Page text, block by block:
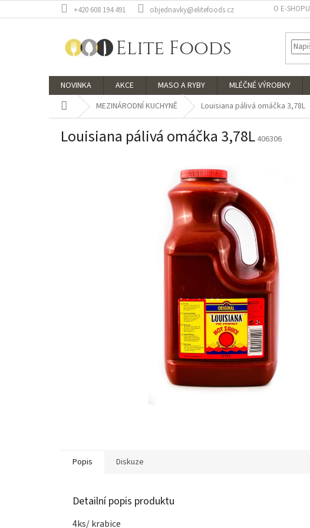
na
+420 608 194 491 objednavky@elitefoods.cz O E-SHOPU
NOVINKA AKCE MASO A RYBY MLÉČNÉ VÝROBKY
Domů MEZINÁRODNÍ KUCHYNĚ Louisiana pálivá omáčka 3,78L
Louisiana pálivá omáčka 3,78L 406306
Popis Diskuze
Detailní popis produktu
4ks/ krabice